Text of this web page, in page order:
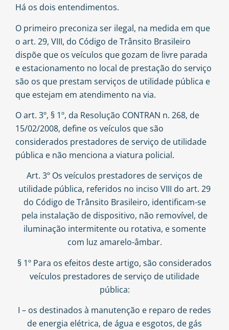
Há os dois entendimentos.
O primeiro preconiza ser ilegal, na medida em que
o art. 29, VIII, do Código de Trânsito Brasileiro
dispõe que os veículos que gozam de livre parada
e estacionamento no local de prestação do serviço
são os que prestam serviços de utilidade pública e
que estejam em atendimento na via.
O art. 3º, § 1º, da Resolução CONTRAN n. 268, de
15/02/2008, define os veículos que são
considerados prestadores de serviço de utilidade
pública e não menciona a viatura policial.
Art. 3º Os veículos prestadores de serviços de
utilidade pública, referidos no inciso VIII do art. 29
do Código de Trânsito Brasileiro, identificam-se
pela instalação de dispositivo, não removível, de
iluminação intermitente ou rotativa, e somente
com luz amarelo-âmbar.
§ 1º Para os efeitos deste artigo, são considerados
veículos prestadores de serviço de utilidade
pública:
I – os destinados à manutenção e reparo de redes
de energia elétrica, de água e esgotos, de gás